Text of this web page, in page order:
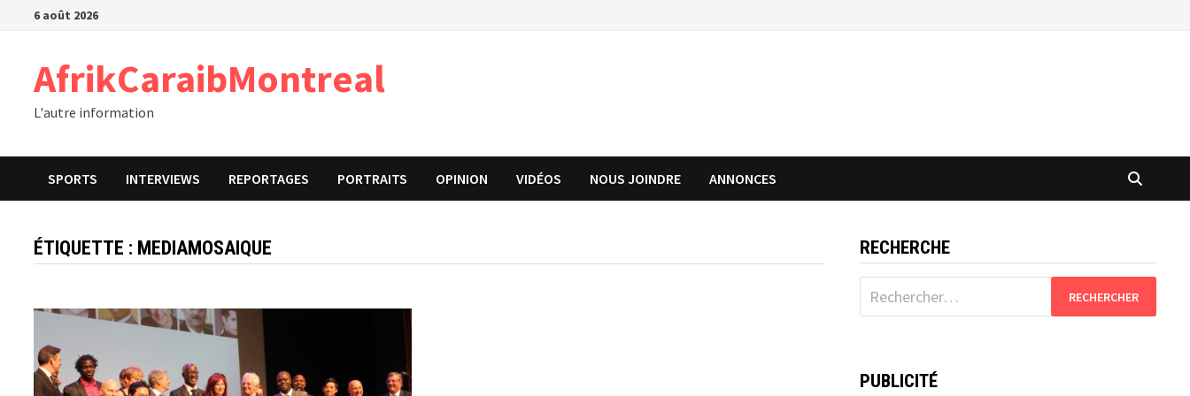
Passer6 août 2026
AfrikCaraibMontreal
L'autre information
SPORTS INTERVIEWS REPORTAGES PORTRAITS OPINION VIDÉOS NOUS JOINDRE ANNONCES
ÉTIQUETTE : MEDIAMOSAIQUE RECHERCHE
Rechercher :
PUBLICITÉ